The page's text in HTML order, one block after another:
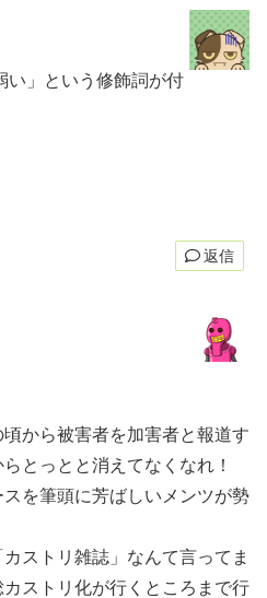
い」という修飾詞が付
返信
から被害者を加害者と報道す
とっとと消えてなくなれ！
を筆頭に芳ばしいメンツが勢
ストリ雑誌」なんて言ってま
ストリ化が行くところまで行